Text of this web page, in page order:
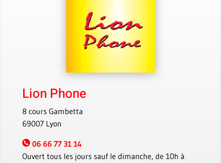
Lion Phone
8 cours Gambetta
69007 Lyon
06 66 77 31 14
Ouvert tous les jours sauf le dimanche, de 10h à